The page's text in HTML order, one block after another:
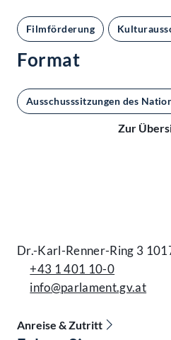
Filmförderung
Format
Ausschusssitzungen des
Zur
Dr.-Karl-Renner-Ring 3
+43 1 401 10-0
info@parlament.gv.at
Anreise & Zutritt